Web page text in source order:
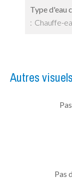
Type d'eau
Chauffe-
Autres visuels
Pas